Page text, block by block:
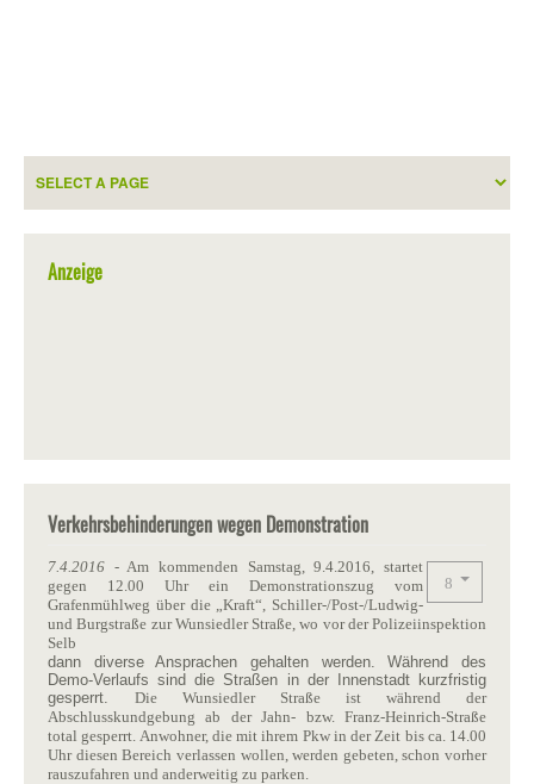
Anzeige
Verkehrsbehinderungen wegen Demonstration
7.4.2016 - Am kommenden Samstag, 9.4.2016, startet
gegen 12.00 Uhr ein Demonstrationszug vom
Grafenmühlweg über die „Kraft“, Schiller-/Post-/Ludwig-
und Burgstraße zur Wunsiedler Straße, wo vor der Polizeiinspektion
Selb
dann diverse Ansprachen gehalten werden. Während des
Demo-Verlaufs sind die Straßen in der Innenstadt kurzfristig
gesperrt. Die Wunsiedler Straße ist während der
Abschlusskundgebung ab der Jahn- bzw. Franz-Heinrich-Straße
total gesperrt. Anwohner, die mit ihrem Pkw in der Zeit bis ca. 14.00
Uhr diesen Bereich verlassen wollen, werden gebeten, schon vorher
rauszufahren und anderweitig zu parken.